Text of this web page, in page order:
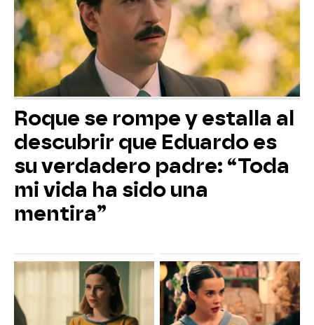
Roque se rompe y estalla al
descubrir que Eduardo es
su verdadero padre: “Toda
mi vida ha sido una
mentira”